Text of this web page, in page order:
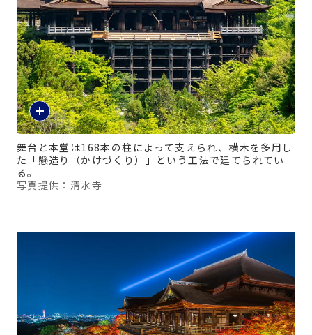
舞台と本堂は168本の柱によって支えられ、横木を多用し
た「懸造り（かけづくり）」という工法で建てられてい
る。
写真提供：清水寺